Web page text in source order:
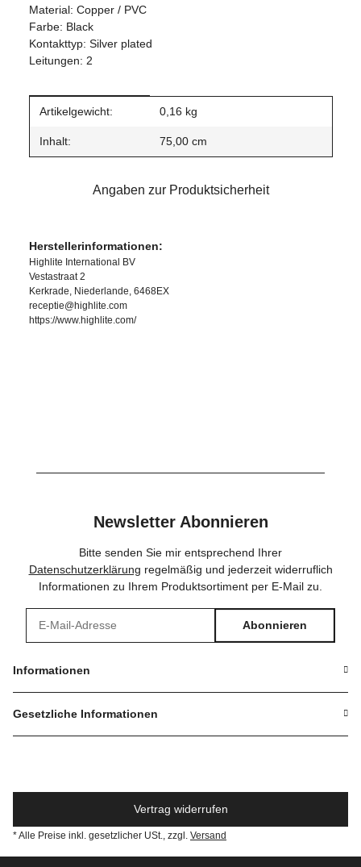
Material: Copper / PVC
Farbe: Black
Kontakttyp: Silver plated
Leitungen: 2
Produkteigenschaft
Wert
Artikelgewicht: 0,16 kg
Inhalt: 75,00 cm
Angaben zur Produktsicherheit
Herstellerinformationen:
Highlite International BV
Vestastraat 2
Kerkrade, Niederlande, 6468EX
receptie@highlite.com
https://www.highlite.com/
Newsletter Abonnieren
Bitte senden Sie mir entsprechend Ihrer
Datenschutzerklärung regelmäßig und jederzeit widerruflich
Informationen zu Ihrem Produktsortiment per E-Mail zu.
Abonnieren
Informationen
Gesetzliche Informationen
Vertrag widerrufen
* Alle Preise inkl. gesetzlicher USt., zzgl. Versand